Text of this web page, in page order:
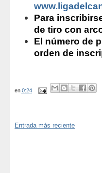
Para
de tiro con
El número de
orden de
en 0:24
Entrada más reciente